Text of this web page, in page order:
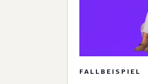
FALLBEISPIEL